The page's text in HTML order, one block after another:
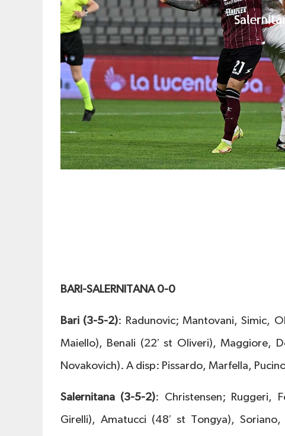
BARI-SALERNITANA 0-0
Bari (3-5-2): Radunovic; Mantovani, Simic,
Maiello), Benali (22′ st Oliveri), Maggiore,
Novakovich). A disp: Pissardo, Marfella,
Salernitana (3-5-2): Christensen; Ruggeri,
Girelli), Amatucci (48′ st Tongya),